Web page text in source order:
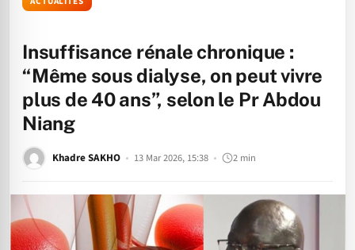
Insuffisance rénale chronique :
“Même sous dialyse, on peut vivre
plus de 40 ans”, selon le Pr Abdou
Niang
Khadre SAKHO 13 Mar 2026, 15:38 2 min